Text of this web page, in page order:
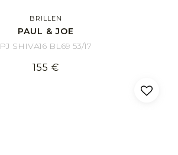
BRILLEN
PAUL & JOE
PJ SHIVA16 BL69 53/17
155 €